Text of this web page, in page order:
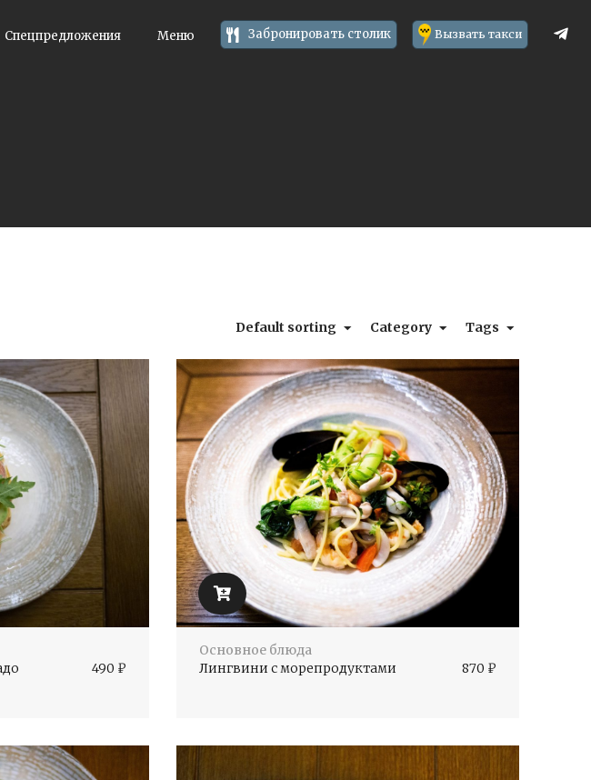
Спецпредложения Меню Забронировать столик Вызвать такси
Default sorting Category Tags
490 ₽
Основное блюда
Лингвини с морепродуктами
870 ₽